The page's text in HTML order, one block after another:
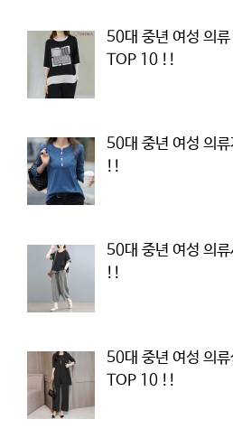
50대 중년 여성 의
TOP 10 !!
50대 중년 여성 의
!!
50대 중년 여성 의
!!
50대 중년 여성 의
TOP 10 !!